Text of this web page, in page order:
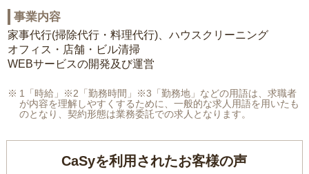
事業内容
家事代行(掃除代行・料理代行)、ハウスクリーニング
オフィス・店舗・ビル清掃
WEBサービスの開発及び運営
1「時給」※2「勤務時間」※3「勤務地」などの用語は、求職者
が内容を理解しやすくするために、一般的な求人用語を用いたも
のとなり、契約形態は業務委託での求人となります。
CaSyを利用されたお客様の声